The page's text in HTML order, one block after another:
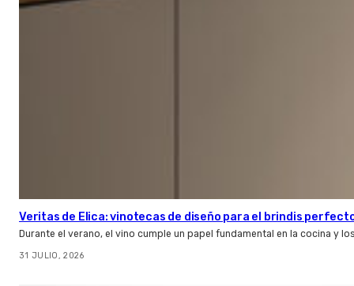
Veritas de Elica: vinotecas de diseño para el brindis
Durante el verano, el vino cumple un papel fundamental en la cocina y
31 JULIO, 2026